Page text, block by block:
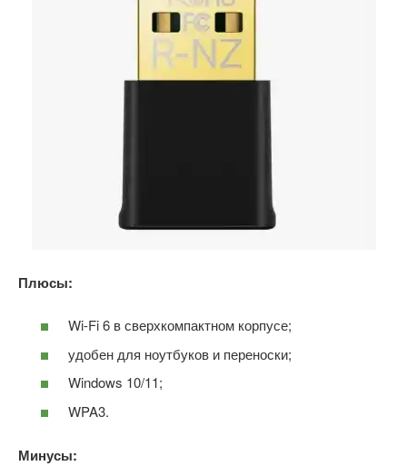
Плюсы:
Wi-Fi 6 в сверхкомпактном корпусе;
удобен для ноутбуков и переноски;
Windows 10/11;
WPA3.
Минусы: